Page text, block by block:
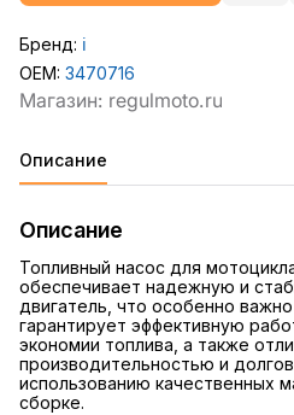
Бренд: ℹ️
OEM: 3470716
Описание
Описание
Топливный насос для
обеспечивает надежную и
двигатель, что особенно
гарантирует эффективную
экономии топлива, а также
производительностью и
использованию качественных
сборке.